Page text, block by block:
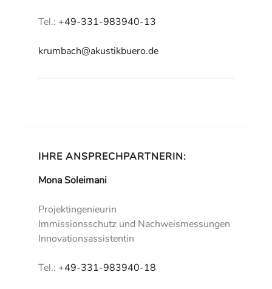
Tel.: +49-331-983940-13
krumbach@akustikbuero.de
IHRE ANSPRECHPARTNERIN:
Mona Soleimani
Projektingenieurin
Immissionsschutz und Nachweismessungen
Innovationsassistentin
Tel.: +49-331-983940-18